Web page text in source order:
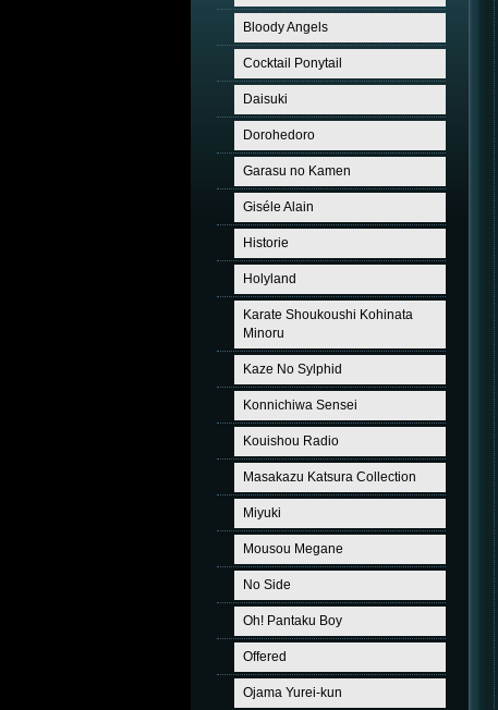
Bloody Angels
Cocktail Ponytail
Daisuki
Dorohedoro
Garasu no Kamen
Giséle Alain
Historie
Holyland
Karate Shoukoushi Kohinata
Minoru
Kaze No Sylphid
Konnichiwa Sensei
Kouishou Radio
Masakazu Katsura Collection
Miyuki
Mousou Megane
No Side
Oh! Pantaku Boy
Offered
Ojama Yurei-kun